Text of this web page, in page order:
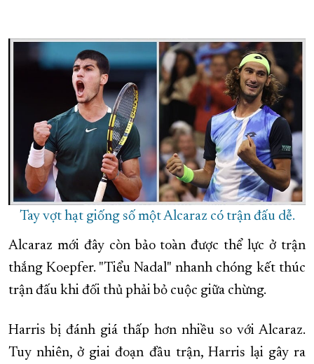
Tay vợt hạt giống số một Alcaraz có trận đấu dễ.
Alcaraz mới đây còn bảo toàn được thể lực ở trận
thắng Koepfer. "Tiểu Nadal" nhanh chóng kết thúc
trận đấu khi đối thủ phải bỏ cuộc giữa chừng.
Harris bị đánh giá thấp hơn nhiều so với Alcaraz.
Tuy nhiên, ở giai đoạn đầu trận, Harris lại gây ra